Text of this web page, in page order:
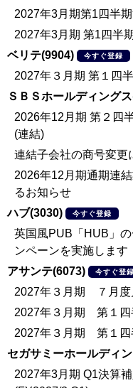
2027年3月期第1四半
2027年3月期 第1四半
ベリテ(9904)
今すぐ登録
2027年３月期 第１四
ＳＢＳホールディング
2026年12月期 第２四
(連結)
連結子会社の商号変更
2026年12月期通期連
るお知らせ
ハブ(3030)
今すぐ登録
英国風PUB「HUB」
ンペーンを実施します
アサンテ(6073)
今すぐ登録
2027年３月期 ７月度
2027年３月期 第１四
2027年３月期 第１四
セガサミーホールディ
2027年3月期 Q1決算